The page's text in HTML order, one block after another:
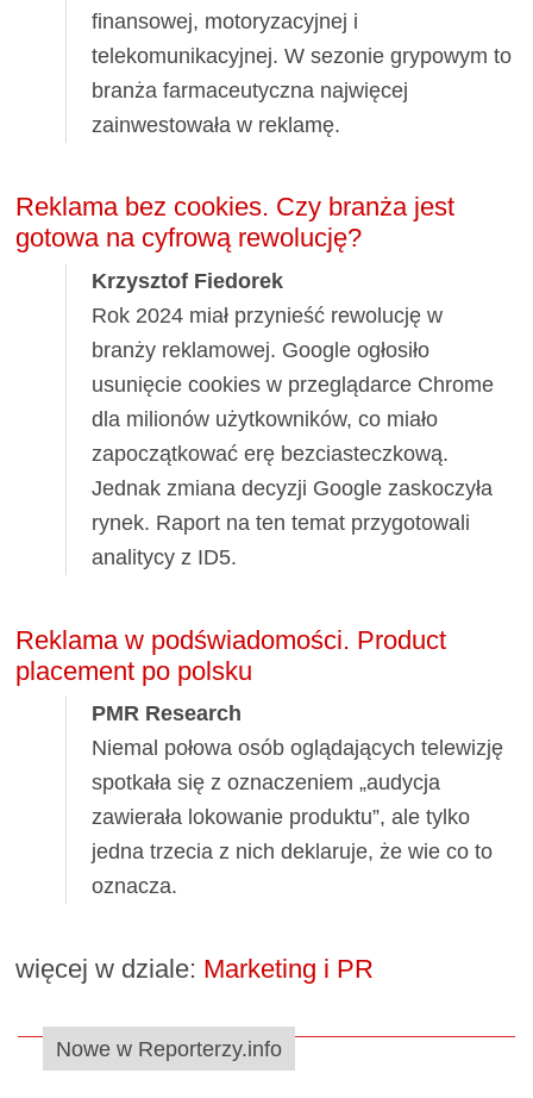
finansowej, motoryzacyjnej i
telekomunikacyjnej. W sezonie grypowym to
branża farmaceutyczna najwięcej
zainwestowała w reklamę.
Reklama bez cookies. Czy branża jest
gotowa na cyfrową rewolucję?
Krzysztof Fiedorek
Rok 2024 miał przynieść rewolucję w
branży reklamowej. Google ogłosiło
usunięcie cookies w przeglądarce Chrome
dla milionów użytkowników, co miało
zapoczątkować erę bezciasteczkową.
Jednak zmiana decyzji Google zaskoczyła
rynek. Raport na ten temat przygotowali
analitycy z ID5.
Reklama w podświadomości. Product
placement po polsku
PMR Research
Niemal połowa osób oglądających telewizję
spotkała się z oznaczeniem „audycja
zawierała lokowanie produktu”, ale tylko
jedna trzecia z nich deklaruje, że wie co to
oznacza.
więcej w dziale: Marketing i PR
Nowe w Reporterzy.info